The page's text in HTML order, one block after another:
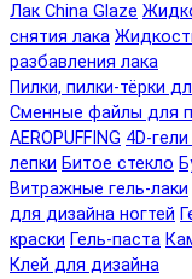
Лак China Glaze
снятия лака
разбавления лака
Пилки, пилки-тёрки
Сменные файлы для
AEROPUFFING 4D-
лепки Битое стекло
Витражные гель-лаки
для дизайна ногтей
краски Гель-паста
Клей для дизайна